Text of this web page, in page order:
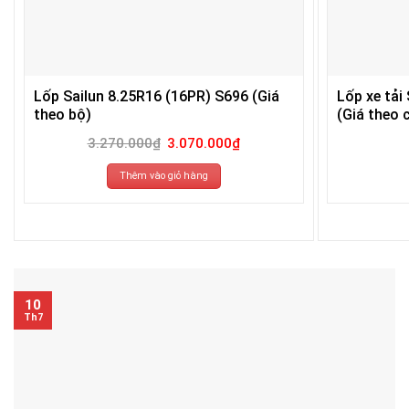
Lốp Sailun 8.25R16 (16PR) S696 (Giá
theo bộ)
3.270.000₫ Giá
gốc
là:
3.270.000₫.
3.070.000₫Giá
Thêm vào giỏ hàng
Lốp xe tải
(Giá theo
10
Th7